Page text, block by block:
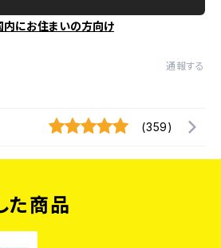
内にお住まいの方向け
通報する
(359)
た商品